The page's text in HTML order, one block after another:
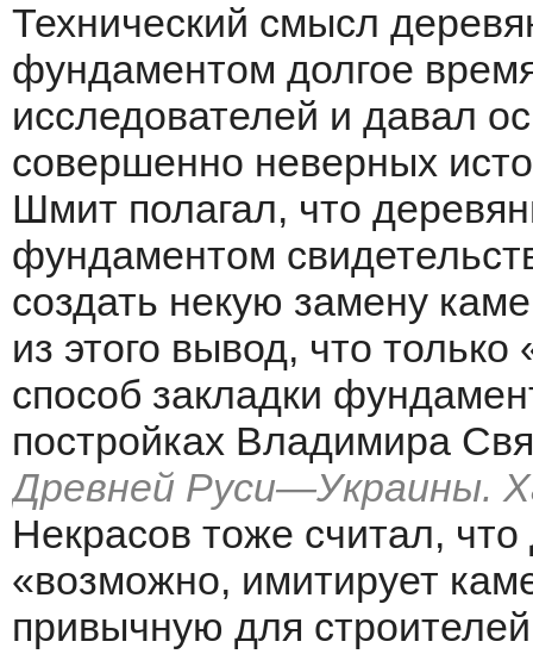
Технический смысл
фундаментом долгое
исследователей и давал
совершенно неверных
Шмит полагал, что
фундаментом
создать некую замену
из этого вывод, что
способ закладки
постройках Владимира
Древней Руси—Украины.
Некрасов тоже считал,
«возможно, имитирует
привычную для